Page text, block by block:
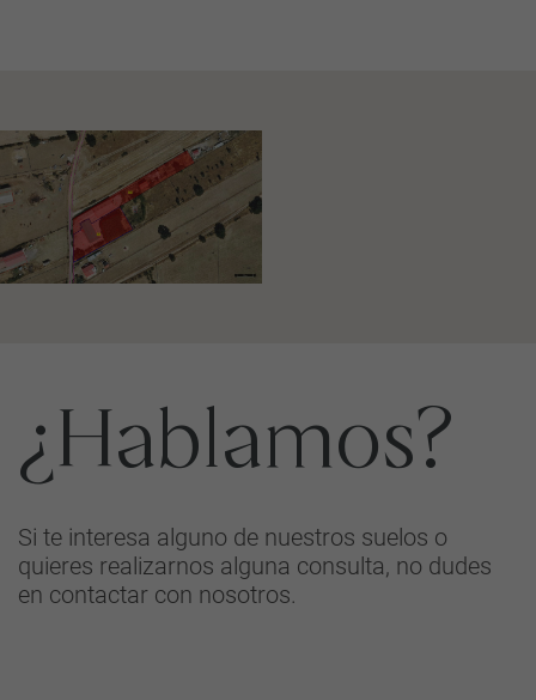
¿Hablamos?
Si te interesa alguno de nuestros suelos o
quieres realizarnos alguna consulta, no dudes
en contactar con nosotros.